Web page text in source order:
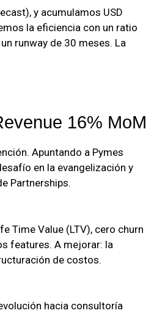
y acumulamos USD
la eficiencia con un ratio
runway de 30 meses. La
16% MoM
Apuntando a Pymes
en la evangelización y
Partnerships.
Time Value (LTV), cero churn
features. A mejorar: la
de costos.
hacia consultoría